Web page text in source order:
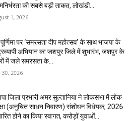
की सबसे बड़ी ताकत, लोखंडी...
1, 2026
पर ‘समरसता दीप महोत्सव’ के साथ भाजपा के
अभियान का जशपुर जिले में शुभारंभ, जशपुर के
में जले समरसता के...
30, 2026
जिला प्रभारी अमर सुल्तानिया ने लोकसभा में लोक
(अनुचित साधन निवारण) संशोधन विधेयक, 2026
होने का किया स्वागत, करोड़ों युवाओं...